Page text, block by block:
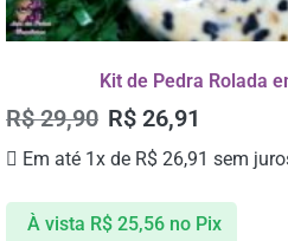
Kit de Pedra Rolada
R$29,90 R$ 26,91
Em até 1x de R$ 26,91 sem
À vista R$25,56 no Pix